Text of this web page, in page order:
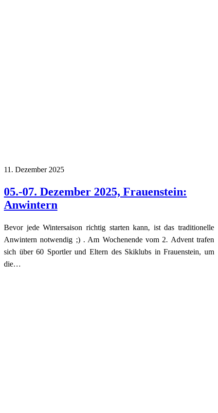
11. Dezember 2025
05.-07. Dezember 2025, Frauenstein:
Anwintern
Bevor jede Wintersaison richtig starten kann, ist das traditionelle
Anwintern notwendig ;) . Am Wochenende vom 2. Advent trafen
sich über 60 Sportler und Eltern des Skiklubs in Frauenstein, um
die…